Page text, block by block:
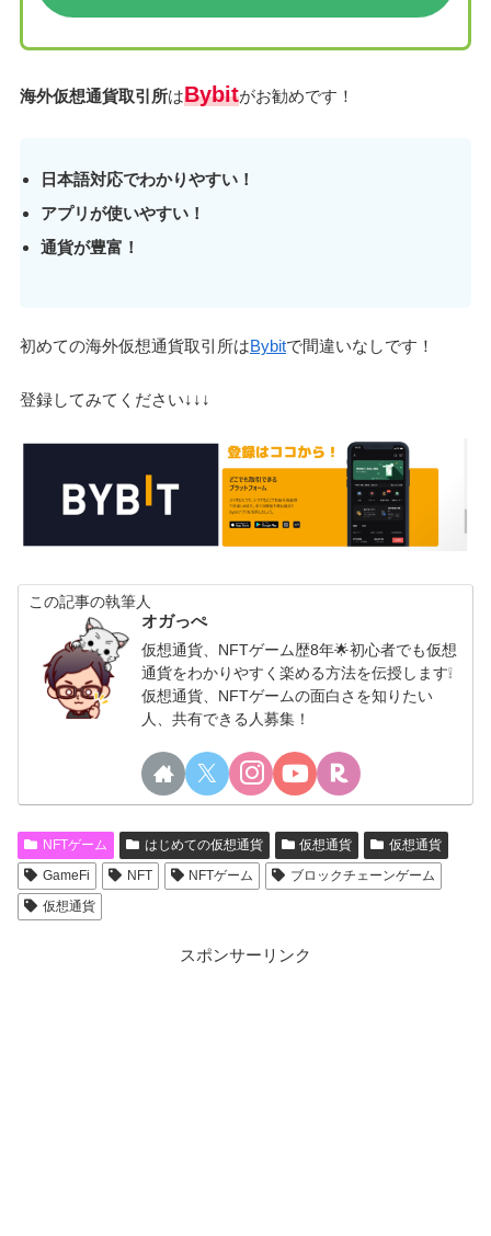
海外仮想通貨取引所はBybitがお勧めです！
日本語対応でわかりやすい！
アプリが使いやすい！
通貨が豊富！
初めての海外仮想通貨取引所はBybitで間違いなしです！
登録してみてください↓↓↓
この記事の執筆人
オガっぺ
仮想通貨、NFTゲーム歴8年🌟初心者でも仮想
通貨をわかりやすく楽める方法を伝授します❕
仮想通貨、NFTゲームの面白さを知りたい
人、共有できる人募集！
NFTゲーム はじめての仮想通貨 仮想通貨
仮想通貨
GameFi
NFT NFTゲーム
ブロックチェーンゲーム
仮想通貨
スポンサーリンク